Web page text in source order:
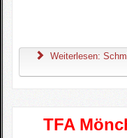
Weiterlesen:
TFA